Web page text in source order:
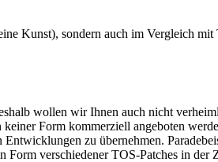
Kunst), sondern auch im Vergleich mit
wollen wir Ihnen auch nicht
Form kommerziell angeboten
zu übernehmen.
verschiedener TOS-Patches in der